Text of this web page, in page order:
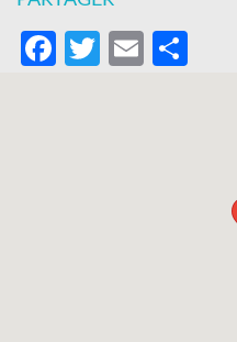
Facebook
Twitter
Email